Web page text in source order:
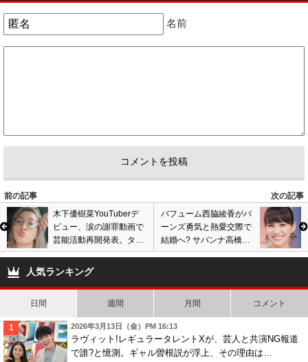
名前
前の記事
次の記事
木下優樹菜YouTuberデ
ビュー、涙の謝罪動画で
芸能活動再開発表。タピ
オカ事件の裁判で敗訴、
脅迫行為認められ反省
パフューム西脇綾香がバ
ーンズ勇気と熱愛交際で
結婚へ? サバンナ高橋茂
雄と破局、新恋人とデー
人気ランキング
日間 週間 月間 コメント
2026年3月13日（金）PM 16:13
ラヴィット!レギュラータレントXが、芸人と共演NG報道
で誰?と憶測。ギャル曽根説が浮上、その理由は…